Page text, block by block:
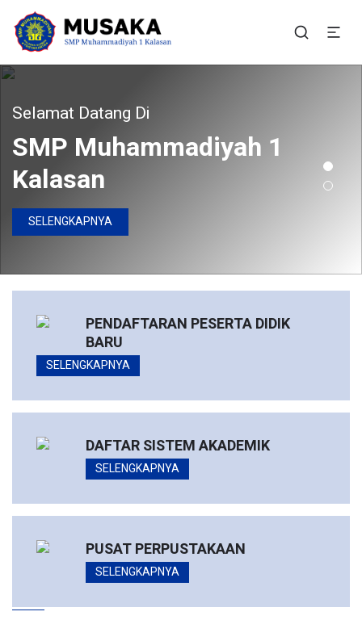
SMP Muhammadiyah 1
Kalasan
Situs Resmi SMP Muhammadiyah 1 Kalasan
Selamat Datang Di
SMP Muhammadiyah 1
Kalasan
SELENGKAPNYA
PENDAFTARAN PESERTA DIDIK
BARU
SELENGKAPNYA
DAFTAR SISTEM AKADEMIK
SELENGKAPNYA
PUSAT PERPUSTAKAAN
SELENGKAPNYA